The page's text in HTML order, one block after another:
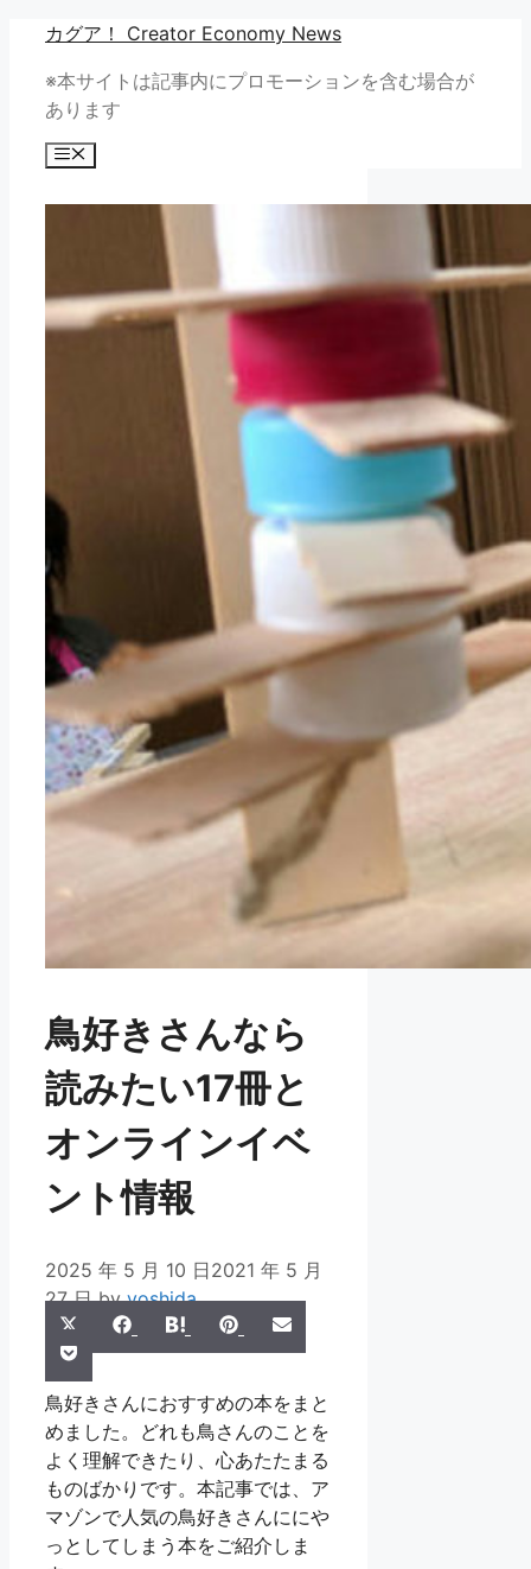
カグア！ Creator Economy News
※本サイトは記事内にプロモーションを含む場合が
あります
メ
鳥好きさんなら
読みたい17冊と
オンラインイベ
ント情報
2025 年 5 月 10 日2021 年 5 月
27 日 byyoshida
Share
on
(Twitter)
Share
on
Facebook
Share
on
Hatena Share
on
PinterestShare
on
Share
on
Pocket
鳥好きさんにおすすめの本をまと
めました。どれも鳥さんのことを
よく理解できたり、心あたたまる
ものばかりです。本記事では、ア
マゾンで人気の鳥好きさんににや
っとしてしまう本をご紹介しま